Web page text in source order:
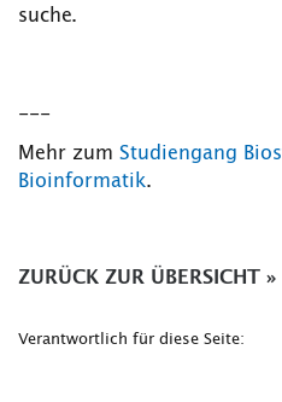
suche.
---
Mehr zum Studiengang
Bioinformatik.
ZURÜCK ZUR ÜBERSICHT »
Verantwortlich für diese Seite: